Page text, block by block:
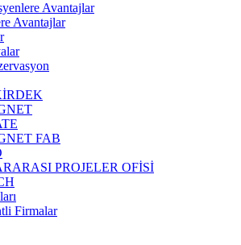
Avantajlar
Avantajlar
FAB
PROJELER OFİSİ
Firmalar